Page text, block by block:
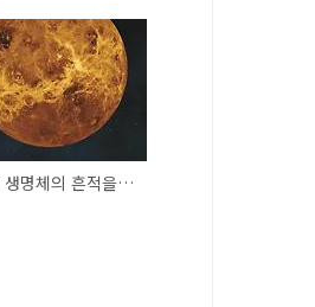
금성에서 생명체의 흔적을 연구하기 위한 탐사